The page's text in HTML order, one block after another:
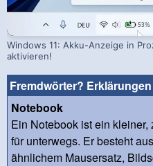
Windows 11: Akku-Anzeige in
aktivieren!
Fremdwörter?
Notebook
Ein Notebook ist ein
für unterwegs. Er besteht
ähnlichem Mausersatz,